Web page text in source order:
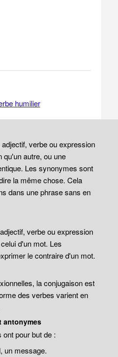
humilier
verbe ou expression
qu'un autre, ou une
Les synonymes sont
la même chose. Cela
dans une phrase sans en
verbe ou expression
d'un mot. Les
le contraire d'un mot.
la conjugaison est
des verbes varient en
antonymes
pour but de :
un message.